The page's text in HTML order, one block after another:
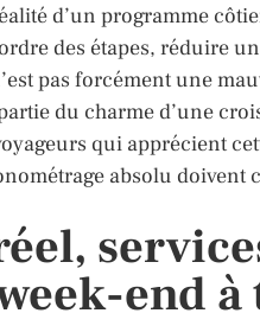
d’un programme
des étapes, réduire
pas forcément une
du charme d’une
qui apprécient
absolu doivent
end